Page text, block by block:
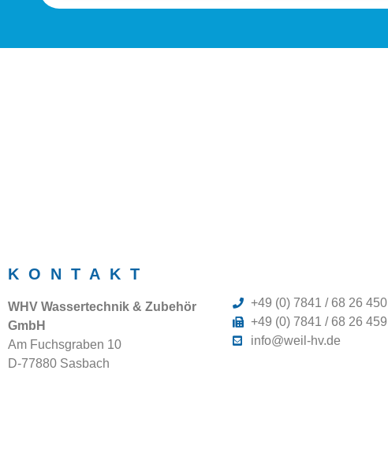
KONTAKT
WHV Wassertechnik & Zubehör
GmbH
Am Fuchsgraben 10
D-77880 Sasbach
+49 (0) 7841 / 68 26 450
+49 (0) 7841 / 68 26 459
info@weil-hv.de